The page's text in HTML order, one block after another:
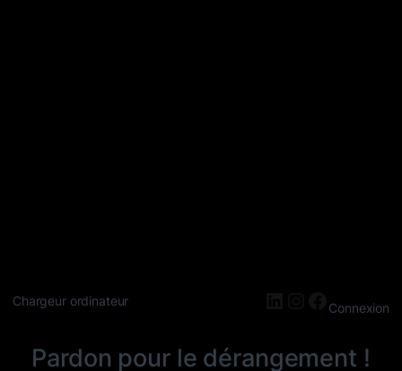
Chargeur ordinateur LinkedIn
Instagram
Connexion
Pardon pour le dérangement !